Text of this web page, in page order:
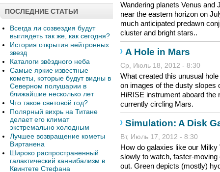
ПОСЛЕДНИЕ СТАТЬИ
Всегда ли созвездия будут
выглядеть так же, как сегодня?
История открытия нейтронных
звезд
Каталоги звёздного неба
Самые яркие известные
кометы, которые будут видны в
Северном полушарии в
ближайшие несколько лет
Что такое световой год?
Полярный вихрь на Титане
делает его климат
экстремально холодным
Лучшее возвращение кометы
Виртанена
Широко распространенный
галактический каннибализм в
Квинтете Стефана
Wandering planets Venus and
near the eastern horizon on
much anticipated predawn
cluster and bright stars..
A Hole in Mars
Ср, Июль 18, 2012 - 8:30
What created this unusual
on images of the dusty
HiRISE instrument aboard
currently circling Mars.
Simulation: A Disk
Вт, Июль 17, 2012 - 8:30
How do galaxies like our
slowly to watch, faster-
out. Green depicts (mostly)